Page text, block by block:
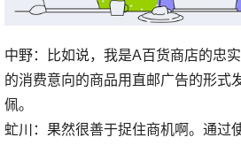
中野：比如说，我是A百货商店的忠
的消费意向的商品用直邮广告的形式
佩。
虻川：果然很善于捉住商机啊。通过